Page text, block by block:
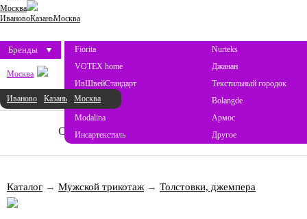
Москва
ИвановоКазаньМосква
Бренды ▼ Fiorita
Nurteks
VOTEX home
Джанан
ИвШвейСтандарт
Текстильный городок
ProSon
Bolangde
Modalina
Армос
Инсартекстиль
Другое
Москва
Иваново Казань Москва
О НАС НОВОСТИ КАТАЛОГ
Каталог → Мужской трикотаж → Толстовки, джемпера